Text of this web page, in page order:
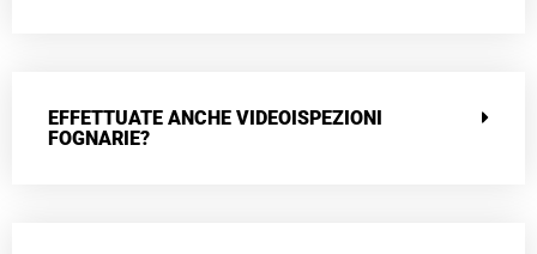
EFFETTUATE ANCHE VIDEOISPEZIONI
FOGNARIE?